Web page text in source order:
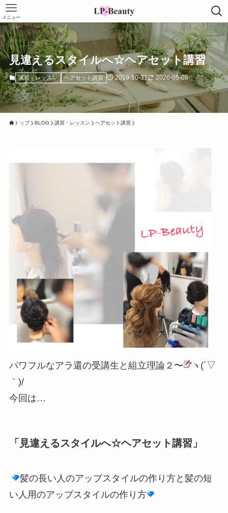
メニュー
見違えるスタイルへ☆ヘアセット講習
講習・レッスン ヘアセット講習 2019-10-31 2026-05-08
トップ BLOG 講習・レッスン ヘアセット講習
パワフルなアラ還の受講生と組立理論２〜
ヽ(´▽
｀)/
今回は…
「見違えるスタイルへ☆ヘアセット講習」
髪の長い人のアップスタイルの作り方と髪の短
い人用のアップスタイルの作り方